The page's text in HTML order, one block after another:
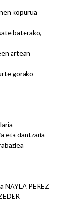
kopurua
baterako,
artean
gorako
eta dantzaria
NAYLA PEREZ